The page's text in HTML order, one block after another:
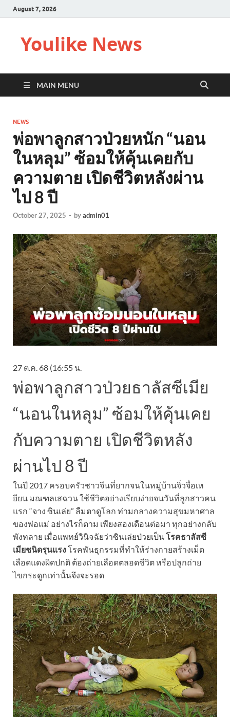
August 7, 2026
Youlike News
MAIN MENU
NEWS
พ่อพาลูกสาวป่วยหนัก “นอน
ในหลุม” ซ้อมให้คุ้นเคยกับ
ความตาย เปิดชีวิตหลังผ่าน
ไป 8 ปี
October 27, 2025 - byadmin01
27 ต.ค. 68 (16:55 น.
พ่อพาลูกสาวป่วยธาลัสซีเมีย
“นอนในหลุม” ซ้อมให้คุ้นเคย
กับความตาย เปิดชีวิตหลัง
ผ่านไป 8 ปี
ในปี 2017 ครอบครัวชาวจีนที่ยากจนในหมู่บ้านจิ่วจื่อเห
ยียน มณฑลเสฉวน ใช้ชีวิตอย่างเรียบง่ายจนวันที่ลูกสาวคน
แรก “จาง ซินเล่ย” ลืมตาดูโลก ท่ามกลางความสุขมหาศาล
ของพ่อแม่ อย่างไรก็ตาม เพียงสองเดือนต่อมา ทุกอย่างกลับ
พังทลาย เมื่อแพทย์วินิจฉัยว่าซินเล่ยป่วยเป็นโรคธาลัสซี
เมียชนิดรุนแรงโรคพันธุกรรมที่ทำให้ร่างกายสร้างเม็ด
เลือดแดงผิดปกติ ต้องถ่ายเลือดตลอดชีวิต หรือปลูกถ่าย
ไขกระดูกเท่านั้นจึงจะรอด